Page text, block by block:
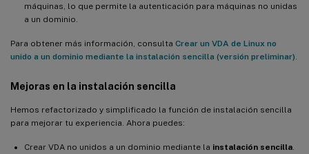
máquinas, lo que permite la autenticación para máquinas no unidas
a un dominio.
Para obtener más información, consulta Crear un VDA de Linux no
unido a un dominio mediante la instalación sencilla (versión preliminar)
Mejoras en la instalación sencilla
Hemos refactorizado y simplificado la función de instalación sencilla
para mejorar tu experiencia. Ahora puedes:
Crear VDA no unidos a un dominio mediante la instalación sencilla
datos a través del portapapeles
Compatibilidad con nuevos dispositivos de destino de streaming
de Linux
Mejora de los scripts de shell